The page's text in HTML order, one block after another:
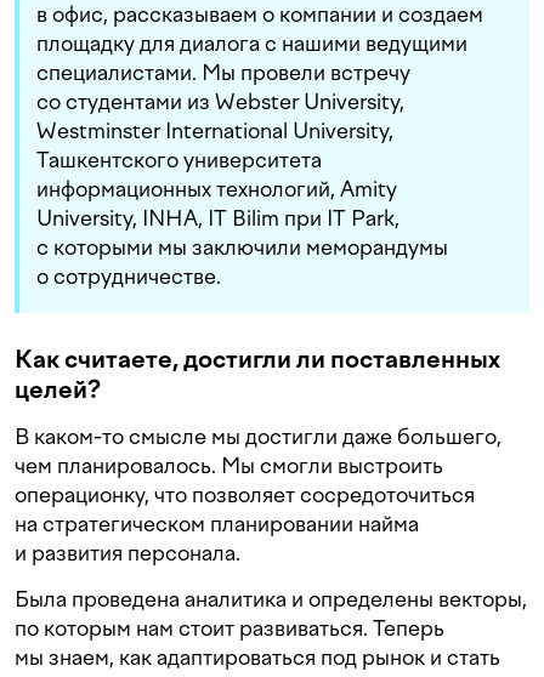
в офис, рассказываем о компании и создаем
площадку для диалога с нашими ведущими
специалистами. Мы провели встречу
со студентами из Webster University,
Westminster International University,
Ташкентского университета
информационных технологий, Amity
University, INHA, IT Bilim при IT Park,
с которыми мы заключили меморандумы
о сотрудничестве.
Как считаете, достигли ли поставленных
целей?
В каком-то смысле мы достигли даже большего,
чем планировалось. Мы смогли выстроить
операционку, что позволяет сосредоточиться
на стратегическом планировании найма
и развития персонала.
Была проведена аналитика и определены векторы,
по которым нам стоит развиваться. Теперь
мы знаем, как адаптироваться под рынок и стать